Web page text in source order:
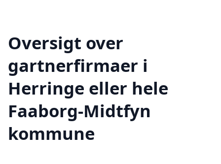
Oversigt over
gartnerfirmaer i
Herringe eller hele
Faaborg-Midtfyn
kommune